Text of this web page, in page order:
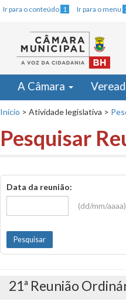
Ir para o conteúdo 1 Ir para o menu
A Câmara
Início > Atividade legislativa >
Pesquisar
Data da reunião:
(dd/mm/aaaa)
21ª Reunião